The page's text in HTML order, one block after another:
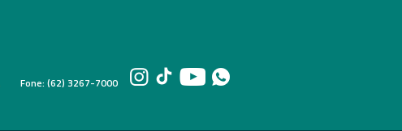
Fone: (62) 3267-7000